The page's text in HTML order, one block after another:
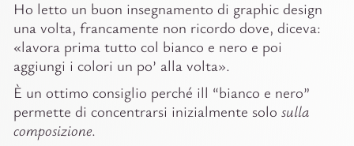
Ho letto un buon insegnamento di graphic design
una volta, francamente non ricordo dove, diceva:
«lavora prima tutto col bianco e nero e poi
aggiungi i colori un po’ alla volta».
È un ottimo consiglio perché ill “bianco e nero”
permette di concentrarsi inizialmente solo sulla
composizione.